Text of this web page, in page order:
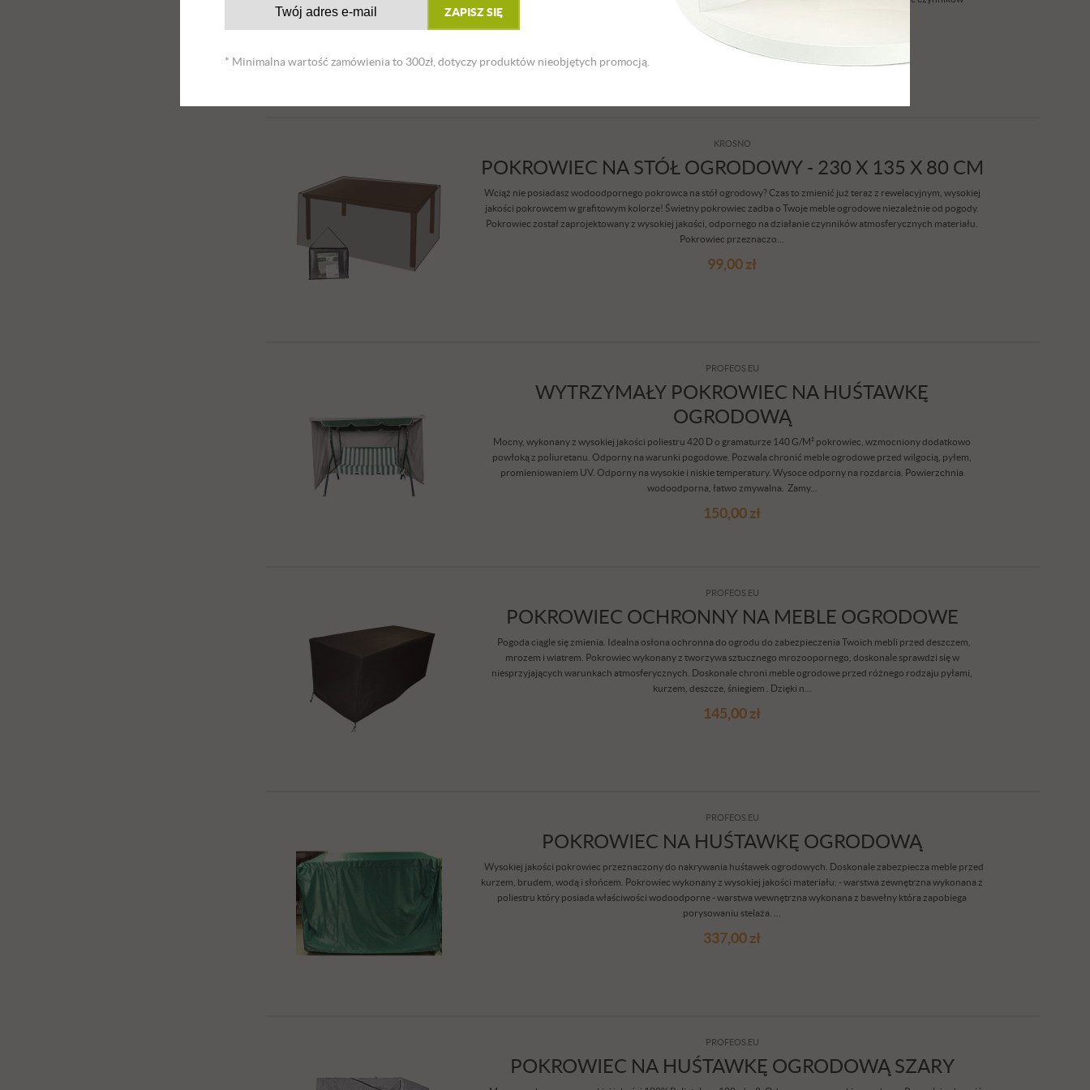
atmosferycznych i na roz...
58,00
KROSNO
POKROWIEC NA STÓŁ OGRODOWY - 230 X 135 X 80 CM
Wciąż nie posiadasz wodoodpornego pokrowca na stół ogrodowy? Czas to zmienić już teraz z rewelacyjnym, wysokiej
jakości pokrowcem w grafitowym kolorze! Świetny pokrowiec zadba o Twoje meble ogrodowe niezależnie od pogody.
Pokrowiec został zaprojektowany z wysokiej jakości, odpornego na działanie czynników atmosferycznych materiału.
Pokrowiec przeznaczo...
99,00zł
PROFEOS.EU
WYTRZYMAŁY POKROWIEC NA HUŚTAWKĘ
OGRODOWĄ
Mocny, wykonany z wysokiej jakości poliestru 420 D o gramaturze 140 G/M² pokrowiec, wzmocniony dodatkowo
powłoką z poliuretanu. Odporny na warunki pogodowe. Pozwala chronić meble ogrodowe przed wilgocią, pyłem,
promieniowaniem UV. Odporny na wysokie i niskie temperatury. Wysoce odporny na rozdarcia. Powierzchnia
wodoodporna, łatwo zmywalna. Zamy...
150,00zł
PROFEOS.EU
POKROWIEC OCHRONNY NA MEBLE OGRODOWE
Pogoda ciągle się zmienia. Idealna osłona ochronna do ogrodu do zabezpieczenia Twoich mebli przed deszczem,
mrozem i wiatrem. Pokrowiec wykonany z tworzywa sztucznego mrozoopornego, doskonale sprawdzi się w
niesprzyjających warunkach atmosferycznych. Doskonale chroni meble ogrodowe przed różnego rodzaju pyłami,
kurzem, deszcze, śniegiem . Dzięki n...
145,00zł
PROFEOS.EU
POKROWIEC NA HUŚTAWKĘ OGRODOWĄ
Wysokiej jakości pokrowiec przeznaczony do nakrywania huśtawek ogrodowych. Doskonale zabezpiecza meble przed
kurzem, brudem, wodą i słońcem. Pokrowiec wykonany z wysokiej jakości materiału: - warstwa zewnętrzna wykonana z
poliestru który posiada właściwości wodoodporne - warstwa wewnętrzna wykonana z bawełny która zapobiega
porysowaniu stelaża. ...
337,00zł
PROFEOS.EU
POKROWIEC NA HUŚTAWKĘ OGRODOWĄ SZARY
ZAPISZ SIĘ
* Minimalna wartość zamówienia to 300zł, dotyczy produktów nieobjętych promocją.